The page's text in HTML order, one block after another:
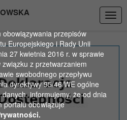
przepisów
Europejskiego i Rady Unii
27 kwietnia 2016 r. w sprawie
z przetwarzaniem
swobodnego przepływu
dyrektywy 95/46/WE ogólne
informujemy, że od dnia
portalu obowiązuje
w
> Dla bezpieczeństwa w gminie